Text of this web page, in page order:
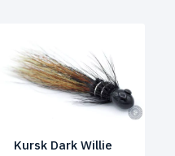
Kursk Dark Willie